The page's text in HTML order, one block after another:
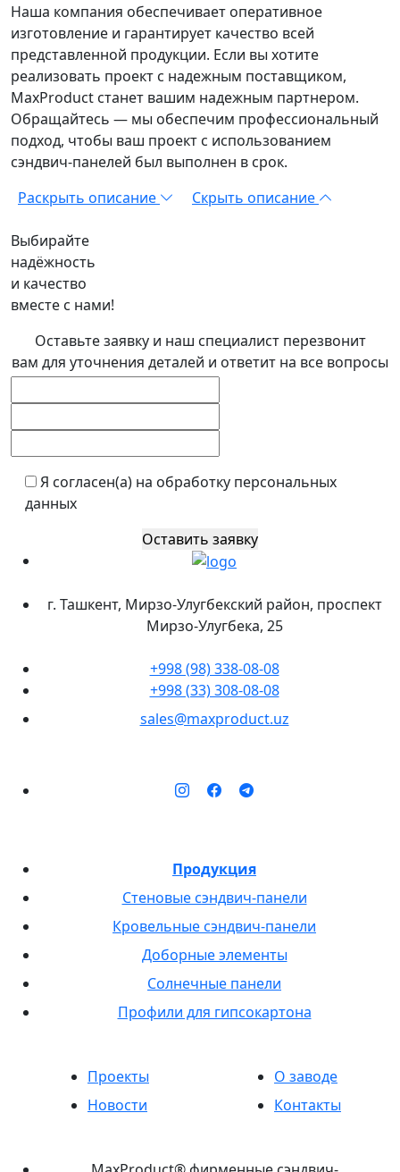
Наша компания обеспечивает оперативное
изготовление и гарантирует качество всей
представленной продукции. Если вы хотите
реализовать проект с надежным поставщиком,
MaxProduct станет вашим надежным партнером.
Обращайтесь — мы обеспечим профессиональный
подход, чтобы ваш проект с использованием
сэндвич-панелей был выполнен в срок.
Раскрыть описание
Скрыть описание
Выбирайте
надёжность
и качество
вместе с нами!
Оставьте заявку и наш специалист перезвонит
вам для уточнения деталей и ответит на все вопросы
Я согласен(а) на обработку персональных
данных
Оставить заявку
г. Ташкент, Мирзо-Улугбекский район, проспект
Мирзо-Улугбека, 25
+998 (98) 338-08-08
+998 (33) 308-08-08
sales@maxproduct.uz
Продукция
Стеновые сэндвич-панели
Кровельные сэндвич-панели
Доборные элементы
Солнечные панели
Профили для гипсокартона
Проекты
Новости
О заводе
Контакты